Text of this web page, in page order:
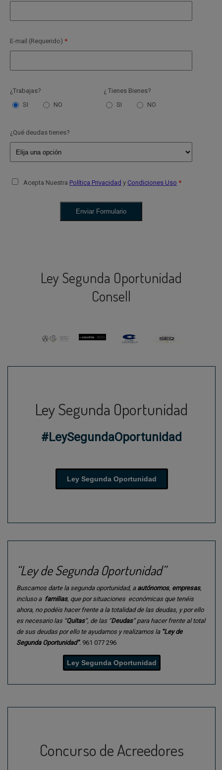
E-mail (Requerido)
¿Trabajas?
SI
NO
¿ Tienes Bienes?
SI
NO
¿Qué deudas tienes?
Acepta Nuestra Política Privacidad y Condiciones Uso
Ley Segunda Oportunidad
Consell
Ley Segunda Oportunidad
#LeySegundaOportunidad
Ley Segunda Oportunidad
“Ley de Segunda Oportunidad”
Buscamos darte la segunda oportunidad, a autónomos, empresas,
incluso a familias, que por situaciones económicas que tenéis
ahora, no podéis hacer frente a la totalidad de las deudas, y por ello
es necesario las “Quitas“, de las “Deudas” para hacer frente al total
de sus deudas por ello te ayudamos y realizamos la “Ley de
Segunda Oportunidad”. 961 077 296
Ley Segunda Oportunidad
Concurso de Acreedores